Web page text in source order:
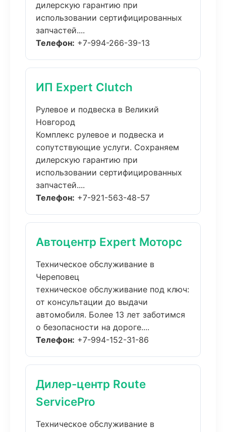
дилерскую гарантию при
использовании сертифицированных
запчастей....
Телефон: +7-994-266-39-13
ИП Expert Clutch
Рулевое и подвеска в Великий
Новгород
Комплекс рулевое и подвеска и
сопутствующие услуги. Сохраняем
дилерскую гарантию при
использовании сертифицированных
запчастей....
Телефон: +7-921-563-48-57
Автоцентр Expert Моторс
Техническое обслуживание в
Череповец
техническое обслуживание под ключ:
от консультации до выдачи
автомобиля. Более 13 лет заботимся
о безопасности на дороге....
Телефон: +7-994-152-31-86
Дилер-центр Route
ServicePro
Техническое обслуживание в